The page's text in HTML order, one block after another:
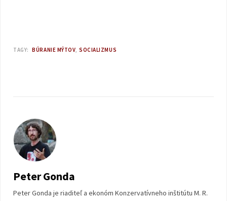
TAGY: BÚRANIE MÝTOV SOCIALIZMUS
Peter Gonda
Peter Gonda je riaditeľ a ekonóm Konzervatívneho inštitútu M. R.